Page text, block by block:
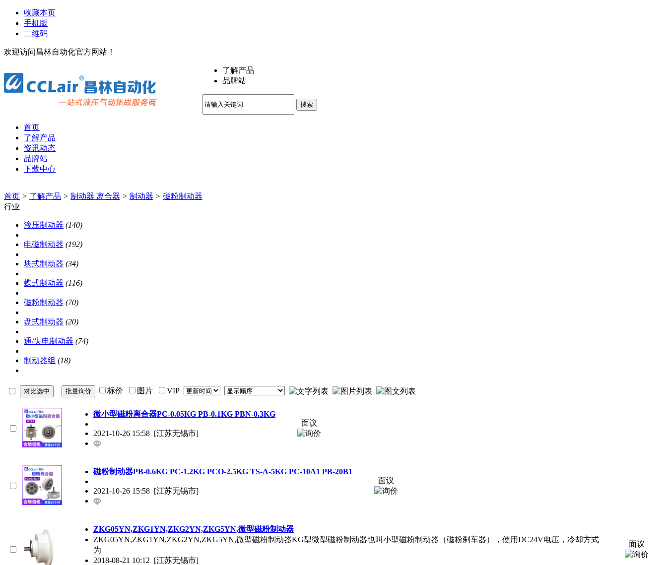
收藏本页
手机版
二维码
欢迎访问昌林自动化官方网站！
了解产品
品牌站
搜索
首页
了解产品
资讯动态
品牌站
下载中心
首页 > 了解产品 > 制动器 离合器 > 制动器 > 磁粉制动器
行业
液压制动器 (140)
电磁制动器 (192)
块式制动器 (34)
蝶式制动器 (116)
磁粉制动器 (70)
盘式制动器 (20)
通/失电制动器 (74)
制动器组 (18)
标价 图片 VIP
微小型磁粉离合器PC-0.05KG PB-0.1KG PBN-0.3KG
2021-10-26 15:58 [江苏无锡市]
面议
磁粉制动器PB-0.6KG PC-1.2KG PCO-2.5KG TS-A-5KG PC-10A1 PB-20B1
2021-10-26 15:58 [江苏无锡市]
面议
ZKG05YN,ZKG1YN,ZKG2YN,ZKG5YN,微型磁粉制动器
ZKG05YN,ZKG1YN,ZKG2YN,ZKG5YN,微型磁粉制动器KG型微型磁粉制动器也叫小型磁粉制动器（磁粉刹车器），使用DC24V电压，冷却方式
为
2018-08-21 10:12 [江苏无锡市]
面议